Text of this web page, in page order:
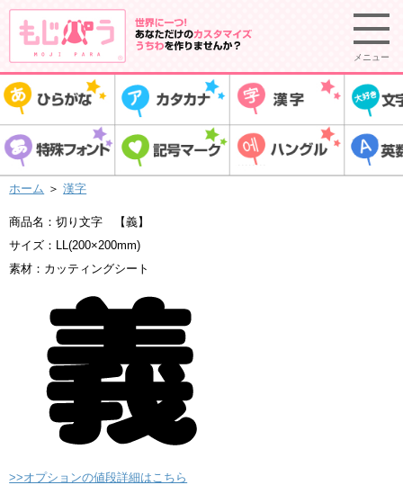
メニュー
ホーム ＞ 漢字
商品名：切り文字 【義】
サイズ：LL(200×200mm)
素材：カッティングシート
>>オプションの値段詳細はこちら